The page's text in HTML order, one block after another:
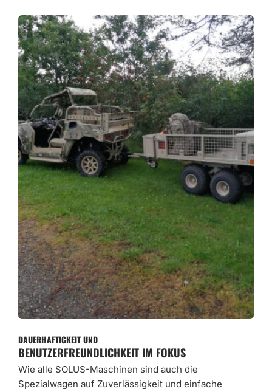
DAUERHAFTIGKEIT UND
BENUTZERFREUNDLICHKEIT IM FOKUS
Wie alle SOLUS-Maschinen sind auch die
Spezialwagen auf Zuverlässigkeit und einfache